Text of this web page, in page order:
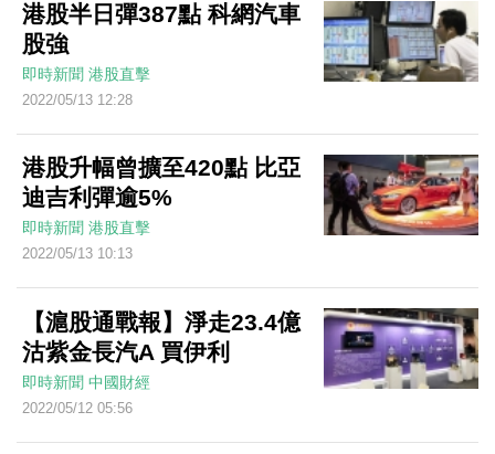
港股半日彈387點 科網汽車
股強
即時新聞 港股直擊
2022/05/13 12:28
港股升幅曾擴至420點 比亞
迪吉利彈逾5%
即時新聞 港股直擊
2022/05/13 10:13
【滬股通戰報】淨走23.4億
沽紫金長汽A 買伊利
即時新聞 中國財經
2022/05/12 05:56